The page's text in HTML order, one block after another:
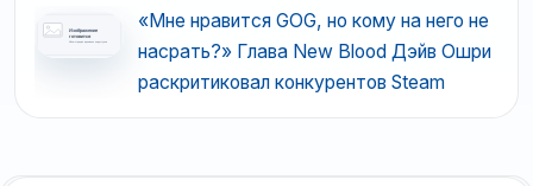
«Мне нравится GOG, но кому на него не
насрать?» Глава New Blood Дэйв Ошри
раскритиковал конкурентов Steam